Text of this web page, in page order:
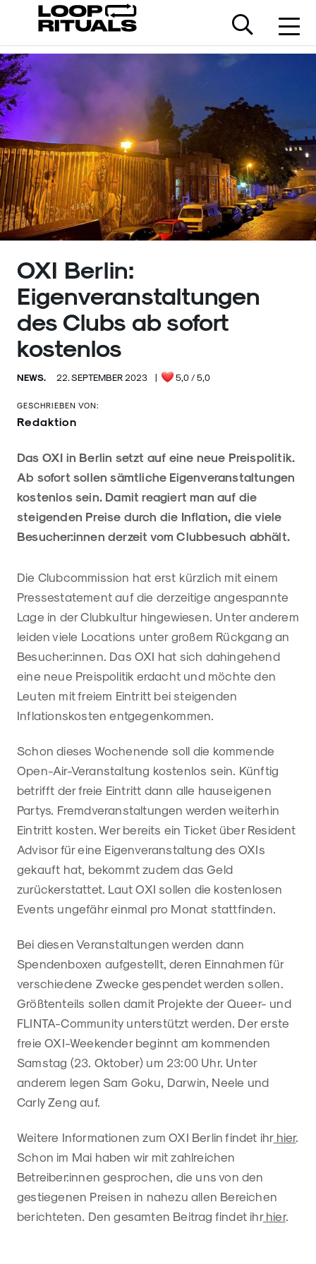
OXI Berlin:
Eigenveranstaltungen
des Clubs ab sofort
kostenlos
NEWS. 22. SEPTEMBER 2023 | 5,0 / 5,0
GESCHRIEBEN VON:
Redaktion
Das OXI in Berlin setzt auf eine neue Preispolitik.
Ab sofort sollen sämtliche Eigenveranstaltungen
kostenlos sein. Damit reagiert man auf die
steigenden Preise durch die Inflation, die viele
Besucher:innen derzeit vom Clubbesuch abhält.
Die Clubcommission hat erst kürzlich mit einem
Pressestatement auf die derzeitige angespannte
Lage in der Clubkultur hingewiesen. Unter anderem
leiden viele Locations unter großem Rückgang an
Besucher:innen. Das OXI hat sich dahingehend
eine neue Preispolitik erdacht und möchte den
Leuten mit freiem Eintritt bei steigenden
Inflationskosten entgegenkommen.
Schon dieses Wochenende soll die kommende
Open-Air-Veranstaltung kostenlos sein. Künftig
betrifft der freie Eintritt dann alle hauseigenen
Partys. Fremdveranstaltungen werden weiterhin
Eintritt kosten. Wer bereits ein Ticket über Resident
Advisor für eine Eigenveranstaltung des OXIs
gekauft hat, bekommt zudem das Geld
zurückerstattet. Laut OXI sollen die kostenlosen
Events ungefähr einmal pro Monat stattfinden.
Bei diesen Veranstaltungen werden dann
Spendenboxen aufgestellt, deren Einnahmen für
verschiedene Zwecke gespendet werden sollen.
Größtenteils sollen damit Projekte der Queer- und
FLINTA-Community unterstützt werden. Der erste
freie OXI-Weekender beginnt am kommenden
Samstag (23. Oktober) um 23:00 Uhr. Unter
anderem legen Sam Goku, Darwin, Neele und
Carly Zeng auf.
Weitere Informationen zum OXI Berlin findet ihrhier.
Schon im Mai haben wir mit zahlreichen
Betreiber:innen gesprochen, die uns von den
gestiegenen Preisen in nahezu allen Bereichen
berichteten. Den gesamten Beitrag findet ihrhier.